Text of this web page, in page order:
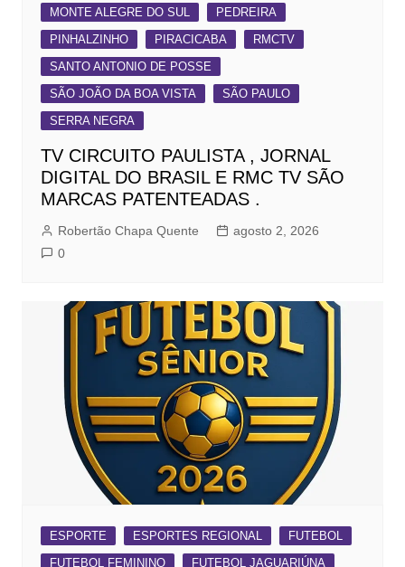
MONTE ALEGRE DO SUL
PEDREIRA
PINHALZINHO
PIRACICABA
RMCTV
SANTO ANTONIO DE POSSE
SÃO JOÃO DA BOA VISTA
SÃO PAULO
SERRA NEGRA
TV CIRCUITO PAULISTA , JORNAL
DIGITAL DO BRASIL E RMC TV SÃO
MARCAS PATENTEADAS .
Robertão Chapa Quente
agosto 2, 2026
0
ESPORTE ESPORTES REGIONAL
FUTEBOL
FUTEBOL FEMININO
FUTEBOL JAGUARIÚNA